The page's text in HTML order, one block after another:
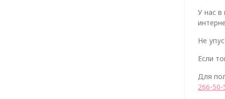
У нас в
Не
Если
Для
266-50-